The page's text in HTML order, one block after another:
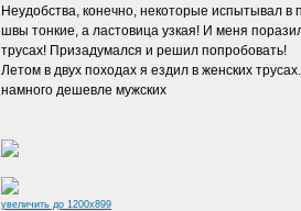
Неудобства, конечно, некоторые испытывал
швы тонкие, а ластовица узкая! И меня
трусах! Призадумался и решил попробовать!
Летом в двух походах я ездил в женских
намного дешевле мужских
увеличить до 1200x899